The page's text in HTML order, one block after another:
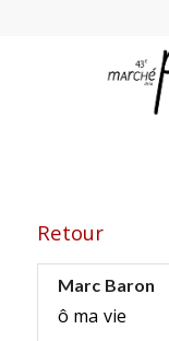
Retour
Marc Baron
ô ma vie